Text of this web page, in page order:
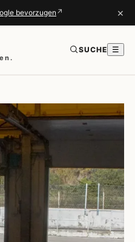
bevorzugen ↗ ×
SUCHE ☰